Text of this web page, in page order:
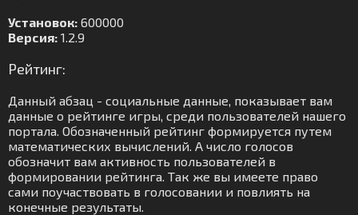
Установок: 600000
Версия: 1.2.9
Рейтинг:
Данный абзац - социальные данные, показывает вам
данные о рейтинге игры, среди пользователей нашего
портала. Обозначенный рейтинг формируется путем
математических вычислений. А число голосов
обозначит вам активность пользователей в
формировании рейтинга. Так же вы имеете право
сами поучаствовать в голосовании и повлиять на
конечные результаты.